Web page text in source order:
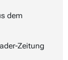
dem
Zeitung